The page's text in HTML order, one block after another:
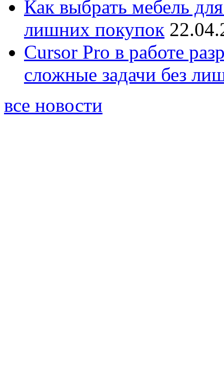
Как выбрать мебель
лишних покупок
Cursor Pro в работе
сложные задачи без
все новости